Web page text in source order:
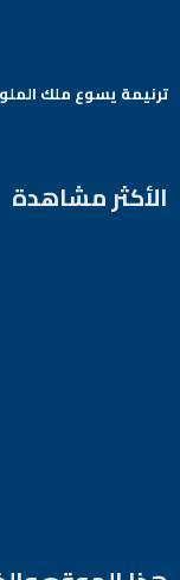
ترنيمة يسوع ملك
الأكثر مشاهدة